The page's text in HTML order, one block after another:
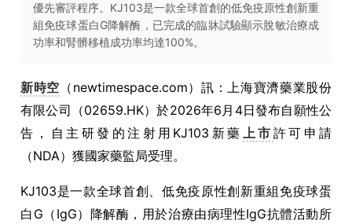
優先審評程序。KJ103是一款全球首創的低免疫原性創新重
組免疫球蛋白G降解酶，已完成的臨牀試驗顯示脫敏治療成
功率和腎髒移植成功率均達100%。
新時空 （newtimespace.com）訊：上海寶濟藥業股份
有限公司（02659.HK）於2026年6月4日發布自願性公
告，自主研發的注射用KJ103新藥 上市 許可申請
（NDA）獲國家藥監局受理。
KJ103是一款全球首創、低免疫原性創新重組免疫球蛋
白G（IgG）降解酶，用於治療由病理性IgG抗體活動所